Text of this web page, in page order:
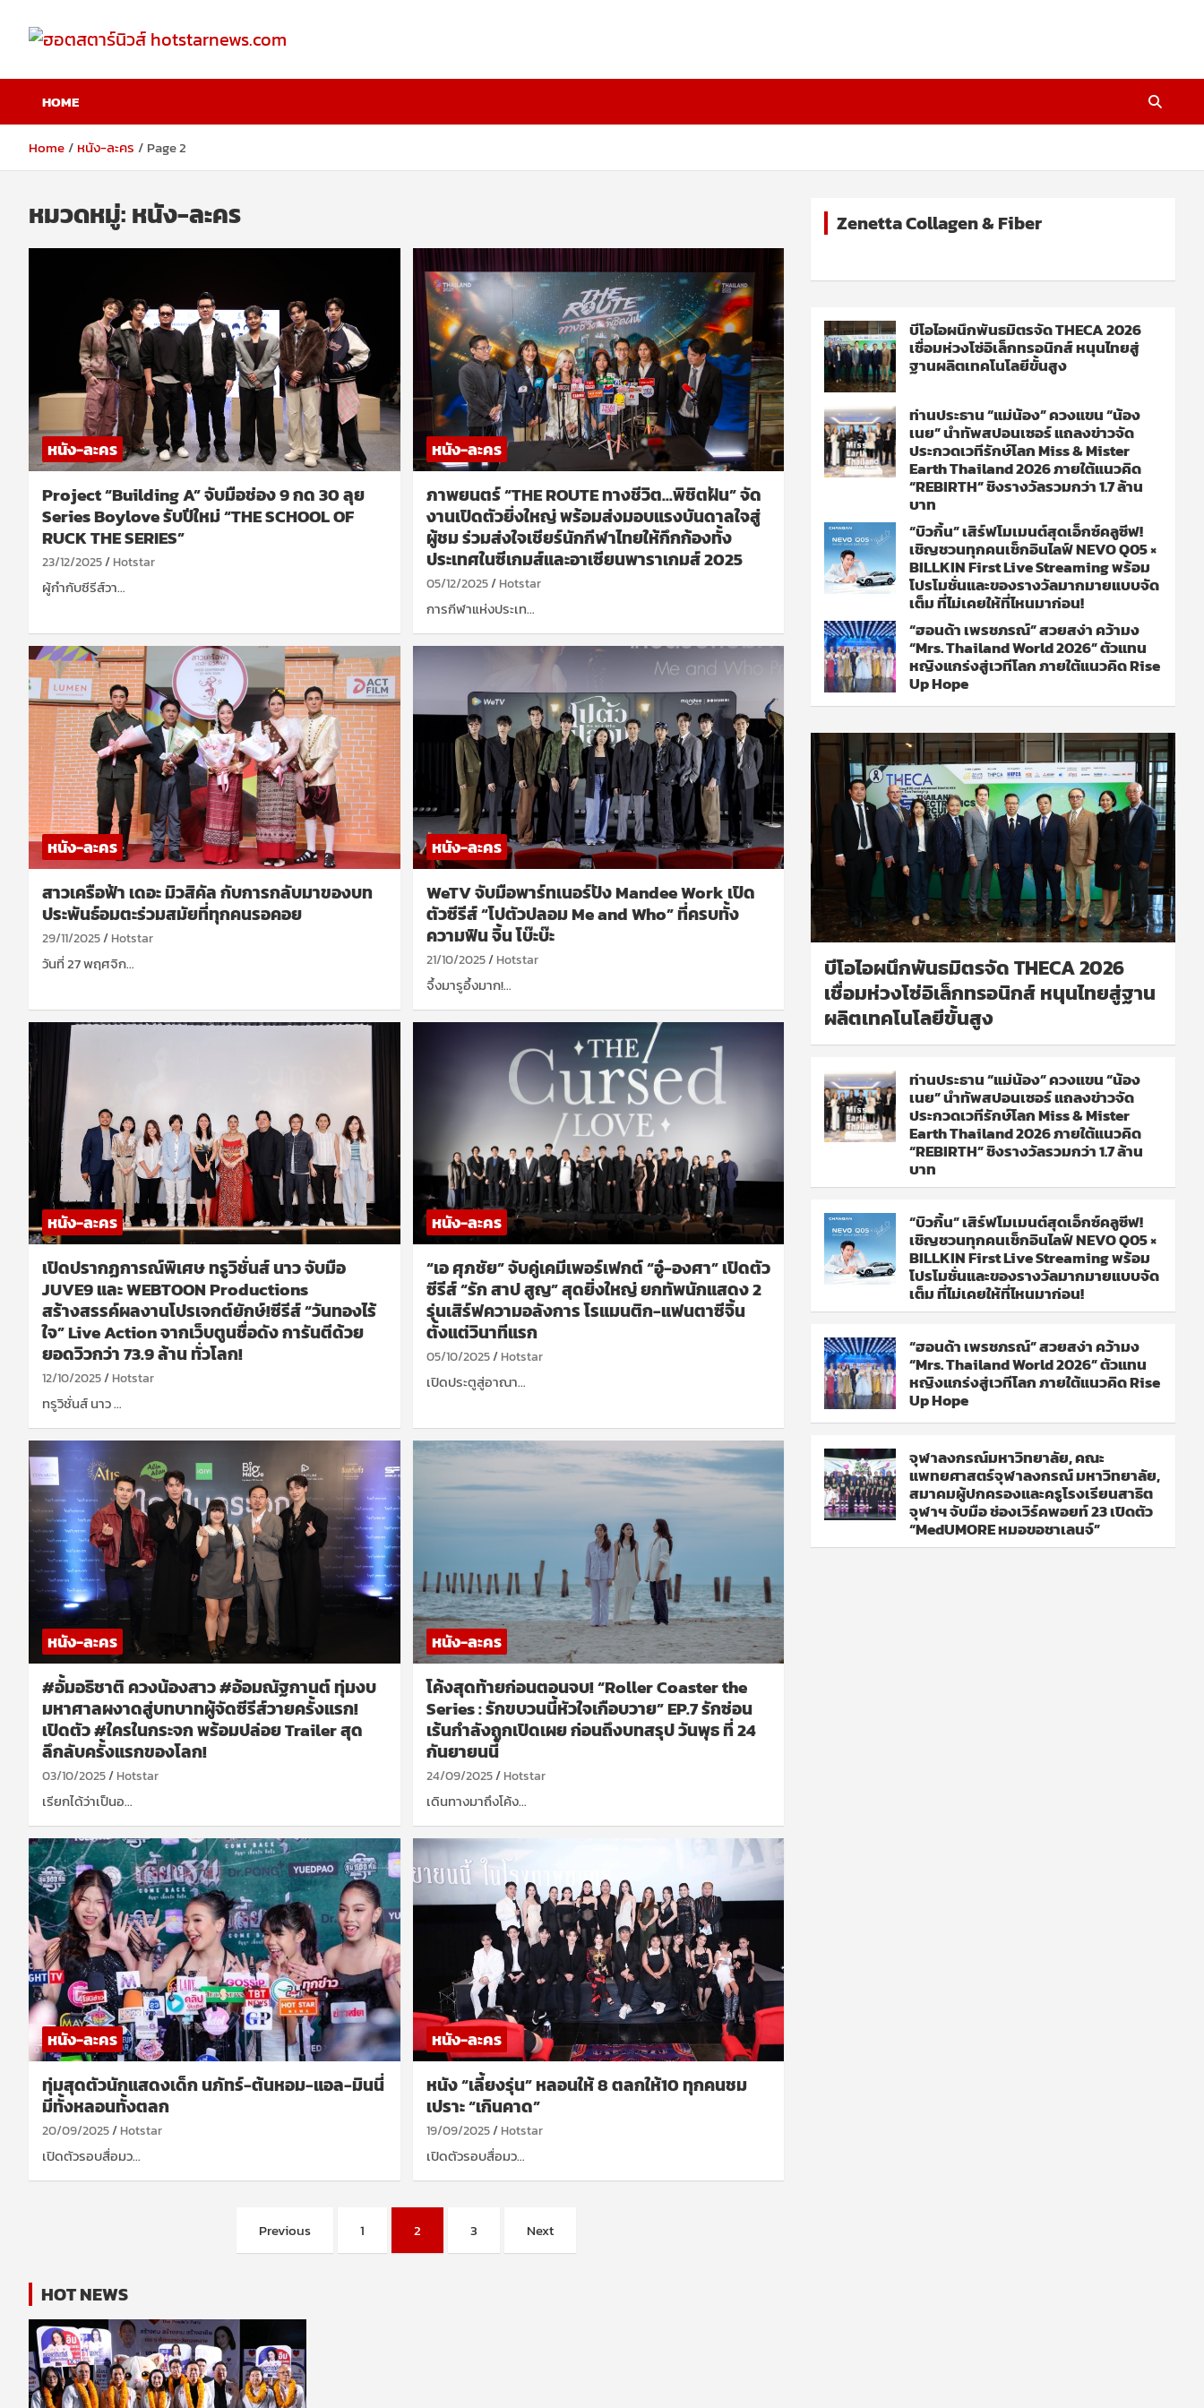
content
ฮอตสตาร์นิวส์
hotstarnews.com
HOME
Home หนัง-ละคร Page 2
หมวดหมู่:หนัง-ละคร
หนัง-ละคร
Project “Building A” จับมือช่อง 9 กด 30 ลุย
Series Boylove รับปีใหม่ “THE SCHOOL OF
RUCK THE SERIES”
23/12/2025 Hotstar
ผู้กำกับซีรีส์วา…
หนัง-ละคร
ภาพยนตร์ “THE ROUTE ทางชีวิต…พิชิตฝัน” จัด
งานเปิดตัวยิ่งใหญ่ พร้อมส่งมอบแรงบันดาลใจสู่
ผู้ชม ร่วมส่งใจเชียร์นักกีฬาไทยให้กึกก้องทั้ง
ประเทศในซีเกมส์และอาเซียนพาราเกมส์ 2025
05/12/2025 Hotstar
การกีฬาแห่งประเท…
หนัง-ละคร
สาวเครือฟ้า เดอะ มิวสิคัล กับการกลับมาของบท
ประพันธ์อมตะร่วมสมัยที่ทุกคนรอคอย
29/11/2025 Hotstar
วันที่ 27 พฤศจิก…
หนัง-ละคร
WeTV จับมือพาร์ทเนอร์ปัง Mandee Work เปิด
ตัวซีรีส์ “โปตัวปลอม Me and Who” ที่ครบทั้ง
ความฟิน จิ้น โบ๊ะบ๊ะ
21/10/2025 Hotstar
จึ้งมารูอึ้งมาก!…
หนัง-ละคร
เปิดปรากฏการณ์พิเศษ ทรูวิชั่นส์ นาว จับมือ
JUVE9 และ WEBTOON Productions
สร้างสรรค์ผลงานโปรเจกต์ยักษ์!ซีรีส์ “วันทองไร้
ใจ” Live Action จากเว็บตูนชื่อดัง การันตีด้วย
ยอดวิวกว่า 73.9 ล้าน ทั่วโลก!
12/10/2025 Hotstar
ทรูวิชั่นส์ นาว …
หนัง-ละคร
“เอ ศุภชัย” จับคู่เคมีเพอร์เฟกต์ “อู๋-องศา” เปิดตัว
ซีรีส์ “รัก สาป สูญ” สุดยิ่งใหญ่ ยกทัพนักแสดง 2
รุ่นเสิร์ฟความอลังการ โรแมนติก-แฟนตาซีจิ้น
ตั้งแต่วินาทีแรก
05/10/2025 Hotstar
เปิดประตูสู่อาณา…
หนัง-ละคร
#อั้มอธิชาติ ควงน้องสาว #อ้อมณัฐกานต์ ทุ่มงบ
มหาศาลผงาดสู่บทบาทผู้จัดซีรีส์วายครั้งแรก!
เปิดตัว #ใครในกระจก พร้อมปล่อย Trailer สุด
ลึกลับครั้งแรกของโลก!
03/10/2025 Hotstar
เรียกได้ว่าเป็นอ…
หนัง-ละคร
โค้งสุดท้ายก่อนตอนจบ! “Roller Coaster the
Series : รักขบวนนี้หัวใจเกือบวาย” EP.7 รักซ่อน
เร้นกำลังถูกเปิดเผย ก่อนถึงบทสรุป วันพุธ ที่ 24
กันยายนนี้
24/09/2025 Hotstar
เดินทางมาถึงโค้ง…
หนัง-ละคร
ทุ่มสุดตัวนักแสดงเด็ก นภัทร์-ต้นหอม-แอล-มินนี่
มีทั้งหลอนทั้งตลก
20/09/2025 Hotstar
เปิดตัวรอบสื่อมว…
หนัง-ละคร
หนัง “เลี้ยงรุ่น” หลอนให้ 8 ตลกให้10 ทุกคนชม
เปราะ “เกินคาด”
19/09/2025 Hotstar
เปิดตัวรอบสื่อมว…
Previous 1 2 3 Next
Zenetta Collagen & Fiber
บีโอไอผนึกพันธมิตรจัด THECA 2026
เชื่อมห่วงโซ่อิเล็กทรอนิกส์ หนุนไทยสู่
ฐานผลิตเทคโนโลยีขั้นสูง
ท่านประธาน “แม่น้อง” ควงแขน “น้อง
เนย” นำทัพสปอนเซอร์ แถลงข่าวจัด
ประกวดเวทีรักษ์โลก Miss & Mister
Earth Thailand 2026 ภายใต้แนวคิด
“REBIRTH” ชิงรางวัลรวมกว่า 1.7 ล้าน
บาท
“บิวกิ้น” เสิร์ฟโมเมนต์สุดเอ็กซ์คลูซีฟ!
เชิญชวนทุกคนเช็กอินไลฟ์ NEVO Q05 ×
BILLKIN First Live Streaming พร้อม
โปรโมชั่นและของรางวัลมากมายแบบจัด
เต็ม ที่ไม่เคยให้ที่ไหนมาก่อน!
“ฮอนด้า เพรชภรณ์” สวยสง่า คว้ามง
“Mrs. Thailand World 2026” ตัวแทน
หญิงแกร่งสู่เวทีโลก ภายใต้แนวคิด Rise
Up Hope
บีโอไอผนึกพันธมิตรจัด THECA 2026
เชื่อมห่วงโซ่อิเล็กทรอนิกส์ หนุนไทยสู่ฐาน
ผลิตเทคโนโลยีขั้นสูง
ท่านประธาน “แม่น้อง” ควงแขน “น้อง
เนย” นำทัพสปอนเซอร์ แถลงข่าวจัด
ประกวดเวทีรักษ์โลก Miss & Mister
Earth Thailand 2026 ภายใต้แนวคิด
“REBIRTH” ชิงรางวัลรวมกว่า 1.7 ล้าน
บาท
“บิวกิ้น” เสิร์ฟโมเมนต์สุดเอ็กซ์คลูซีฟ!
เชิญชวนทุกคนเช็กอินไลฟ์ NEVO Q05 ×
BILLKIN First Live Streaming พร้อม
โปรโมชั่นและของรางวัลมากมายแบบจัด
เต็ม ที่ไม่เคยให้ที่ไหนมาก่อน!
“ฮอนด้า เพรชภรณ์” สวยสง่า คว้ามง
“Mrs. Thailand World 2026” ตัวแทน
หญิงแกร่งสู่เวทีโลก ภายใต้แนวคิด Rise
Up Hope
จุฬาลงกรณ์มหาวิทยาลัย, คณะ
แพทยศาสตร์จุฬาลงกรณ์ มหาวิทยาลัย,
สมาคมผู้ปกครองและครูโรงเรียนสาธิต
จุฬาฯ จับมือ ช่องเวิร์คพอยท์ 23 เปิดตัว
“MedUMORE หมอขอชาเลนจ์”
HOT NEWS